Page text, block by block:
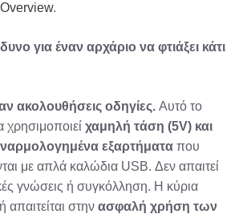
.
για έναν αρχάριο να φτιάξει κάτι
ακολουθήσεις οδηγίες. Αυτό το
χαμηλή τάση (5V) και
εξαρτήματα που
με απλά καλώδια USB. Δεν απαιτεί
γνώσεις ή συγκόλληση. Η κύρια
στην ασφαλή χρήση των